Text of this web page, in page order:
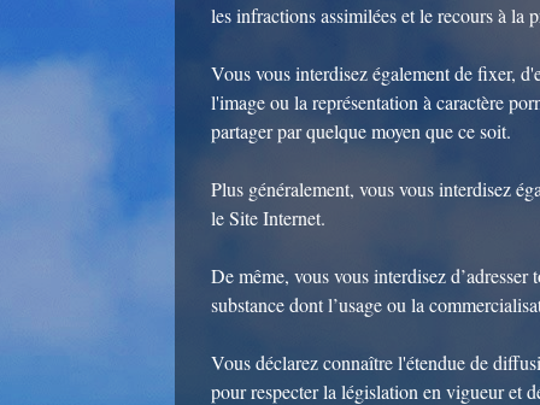
les infractions assimilées et le recours à la
Vous vous interdisez également de fixer,
l'image ou la représentation à caractère
partager par quelque moyen que ce soit.
Plus généralement, vous vous interdisez
le Site Internet.
De même, vous vous interdisez
substance dont l’usage ou la
Vous déclarez connaître l'étendue de
pour respecter la législation en vigueur et